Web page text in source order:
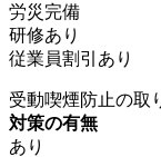
労災完備
研修あり
従業員割引あり
受動喫煙防止の取
対策の有無
あり